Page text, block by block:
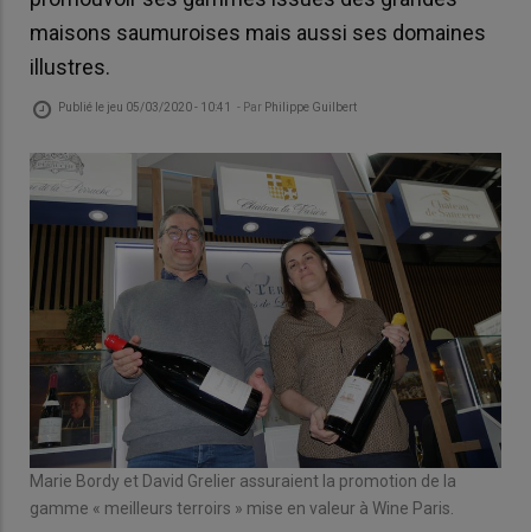
maisons saumuroises mais aussi ses domaines
illustres.
Publié le jeu 05/03/2020 - 10:41 - Par Philippe Guilbert
Marie Bordy et David Grelier assuraient la promotion de la
gamme « meilleurs terroirs » mise en valeur à Wine Paris.